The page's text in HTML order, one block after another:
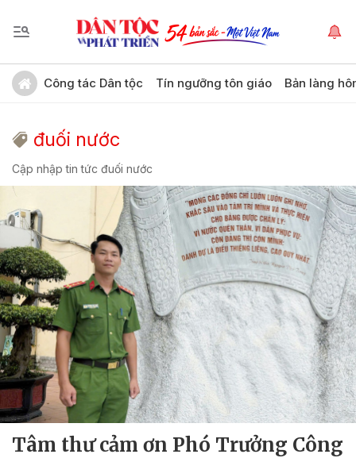
Công tác Dân tộc Tín ngưỡng tôn giáo Bản làng
đuối nước
Cập nhập tin tức đuối nước
Tâm thư cảm ơn Phó Trưởng Công